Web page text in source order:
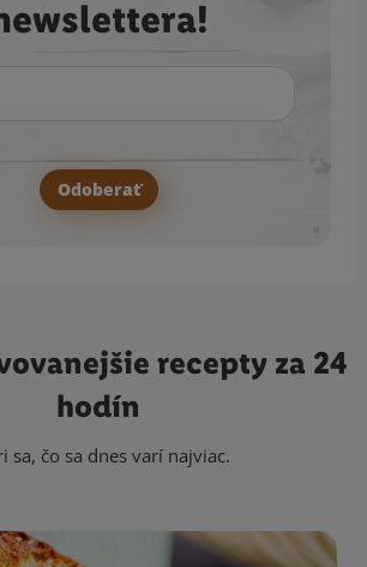
Odoberať
recepty za 24
hodín
sa, čo sa dnes varí najviac.